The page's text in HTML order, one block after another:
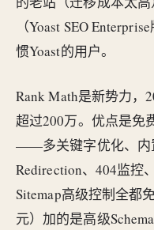
（Yoast SEO
惯Yoast的用户。
Rank Math是新势力，
超过200万。优点是免
——多关键字优化、内
Redirection、404监控
Sitemap高级控制全都
元）加的是高级